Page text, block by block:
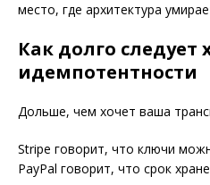
место, где архитектура
Как долго следует
идемпотентности
Дольше, чем хочет ваша
Stripe говорит, что ключи
PayPal говорит, что срок